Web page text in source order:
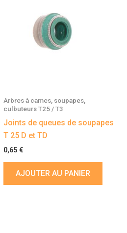
Arbres à cames, soupapes,
culbuteurs T25 / T3
Joints de queues de soupapes
T 25 D et TD
0,65€
AJOUTER AU PANIER